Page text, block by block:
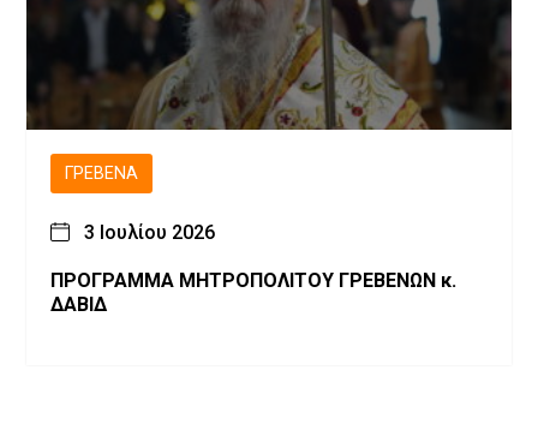
ΓΡΕΒΕΝΆ
3 Ιουλίου 2026
ΠΡΟΓΡΑΜΜΑ ΜΗΤΡΟΠΟΛΙΤΟΥ ΓΡΕΒΕΝΩΝ κ.
ΔΑΒΙΔ